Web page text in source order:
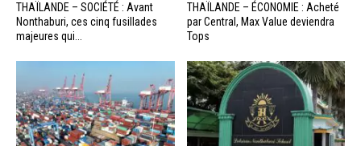
THAÏLANDE – SOCIÉTÉ : Avant
Nonthaburi, ces cinq fusillades
majeures qui...
THAÏLANDE – ÉCONOMIE : Acheté
par Central, Max Value deviendra
Tops